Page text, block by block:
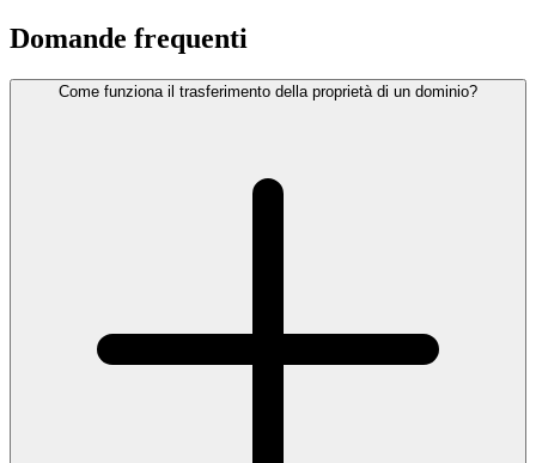
Domande frequenti
Come funziona il trasferimento della proprietà di un dominio?